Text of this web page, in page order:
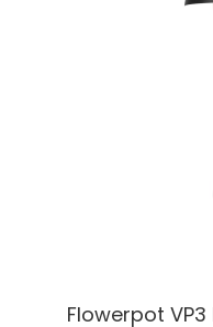
Flowerpot